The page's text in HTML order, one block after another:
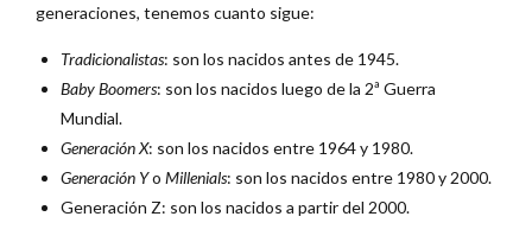
generaciones, tenemos cuanto sigue:
Tradicionalistas: son los nacidos antes de 1945.
Baby Boomers: son los nacidos luego de la 2ª Guerra
Mundial.
Generación X: son los nacidos entre 1964 y 1980.
Generación Yo Millenials: son los nacidos entre 1980 y 2000.
Generación Z: son los nacidos a partir del 2000.